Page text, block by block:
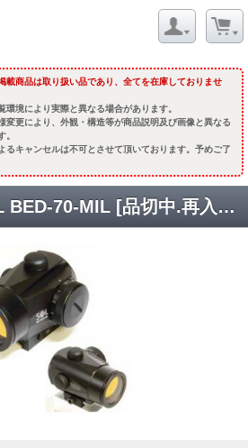
載商品は取り扱い品であり、全てを在庫しておりませ
環境により実際と異なる場合があります。
変更により、外観・構造等が商品説明及び画像と異なる
。
るキャンセルは不可とさせて頂いております。予めご了
ドットサイト SOL BED-70-MIL [品切中.再入荷時期未定]